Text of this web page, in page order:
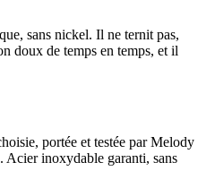
sans nickel. Il ne ternit pas,
doux de temps en temps, et il
portée et testée par Melody
Acier inoxydable garanti, sans